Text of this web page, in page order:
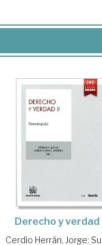
Derecho y verdad II
Cerdio Herrán, Jorge;